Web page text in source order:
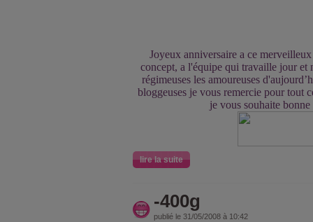
Joyeux anniversaire a ce
concept, a l'équipe qui travaille jour et
régimeuses les amoureuses
bloggeuses je vous remercie pour tout
je vous souhaite
lire la suite
-400g
publié le 31/05/2008 à 10:42